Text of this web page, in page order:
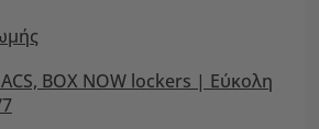
BOX NOW lockers | Εύκολη